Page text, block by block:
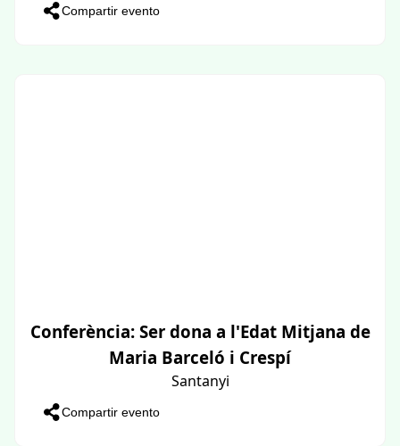
Compartir evento
Conferència: Ser dona a l'Edat Mitjana de
Maria Barceló i Crespí
Santanyi
Compartir evento